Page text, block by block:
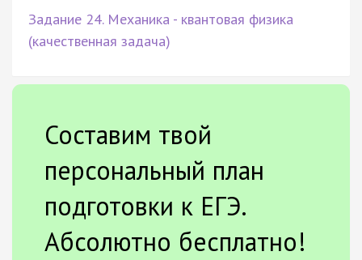
Задание 24. Механика - квантовая физика
(качественная задача)
Составим твой
персональный план
подготовки к ЕГЭ.
Абсолютно бесплатно!